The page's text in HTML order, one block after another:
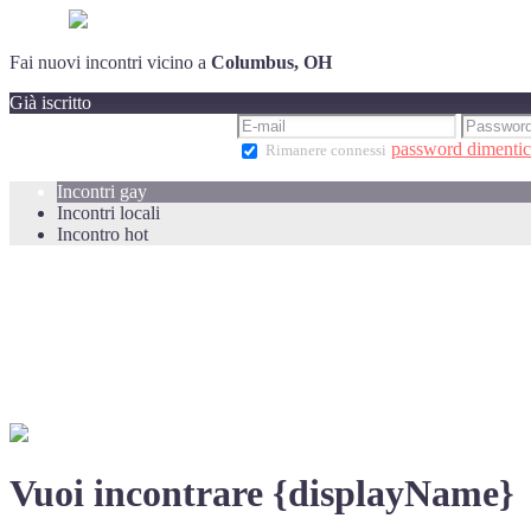
Fai nuovi incontri vicino a Columbus, OH
Già iscritto
Rimanere connessi password
Incontri gay
Incontri locali
Incontro hot
Vuoi incontrare {displayName}